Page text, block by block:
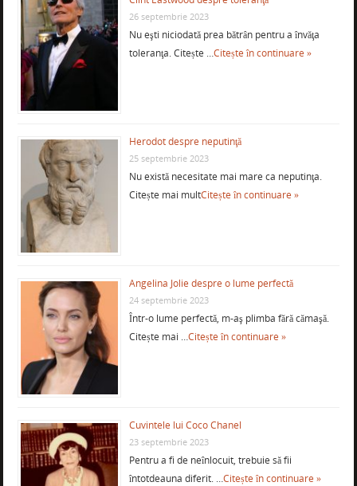
26 septembrie 2023
Nu eşti niciodată prea bătrân pentru a învăţa
toleranţa. Citește …Citește în continuare »
Herodot despre neputinţă
25 septembrie 2023
Nu există necesitate mai mare ca neputinţa.
Citește mai multCitește în continuare »
Angelina Jolie despre o lume perfectă
24 septembrie 2023
Într-o lume perfectă, m-aş plimba fără cămaşă.
Citește mai …Citește în continuare »
Cuvintele lui Coco Chanel
23 septembrie 2023
Pentru a fi de neînlocuit, trebuie să fii
întotdeauna diferit. …Citește în continuare »